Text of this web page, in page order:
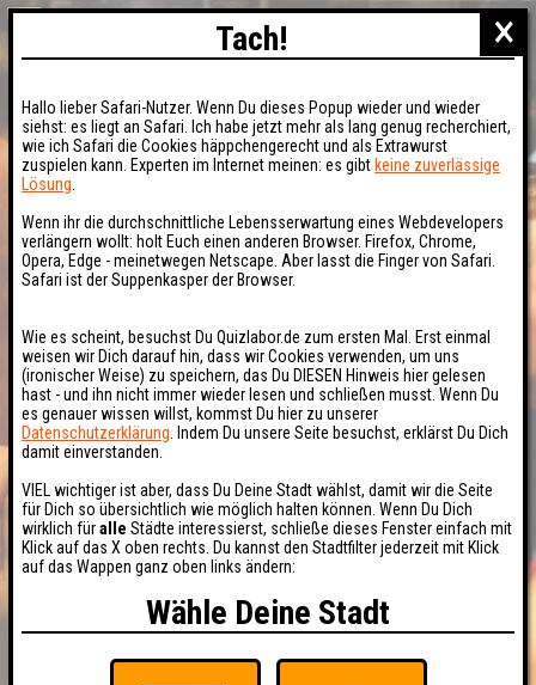
×
Tach!
Hallo lieber Safari-Nutzer. Wenn Du dieses Popup wieder und wieder
siehst: es liegt an Safari. Ich habe jetzt mehr als lang genug recherchiert,
wie ich Safari die Cookies häppchengerecht und als Extrawurst
zuspielen kann. Experten im Internet meinen: es gibt keine zuverlässige
Lösung
Wenn ihr die durchschnittliche Lebensserwartung eines Webdevelopers
verlängern wollt: holt Euch einen anderen Browser. Firefox, Chrome,
Opera, Edge - meinetwegen Netscape. Aber lasst die Finger von Safari.
Safari ist der Suppenkasper der Browser.
Wie es scheint, besuchst Du Quizlabor.de zum ersten Mal. Erst einmal
weisen wir Dich darauf hin, dass wir Cookies verwenden, um uns
(ironischer Weise) zu speichern, das Du DIESEN Hinweis hier gelesen
hast - und ihn nicht immer wieder lesen und schließen musst. Wenn Du
es genauer wissen willst, kommst Du hier zu unserer
Datenschutzerklärung . Indem Du unsere Seite besuchst, erklärst Du Dich
damit einverstanden.
VIEL wichtiger ist aber, dass Du Deine Stadt wählst, damit wir die Seite
für Dich so übersichtlich wie möglich halten können. Wenn Du Dich
wirklich füralle Städte interessierst, schließe dieses Fenster einfach mit
Klick auf das X oben rechts. Du kannst den Stadtfilter jederzeit mit Klick
auf das Wappen ganz oben links ändern:
Wähle Deine Stadt